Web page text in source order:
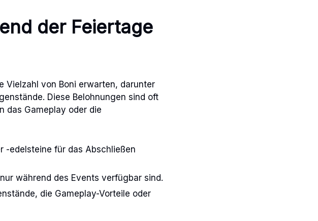
der Feiertage
Vielzahl von Boni erwarten, darunter
Diese Belohnungen sind oft
das Gameplay oder die
-edelsteine für das Abschließen
während des Events verfügbar sind.
die Gameplay-Vorteile oder